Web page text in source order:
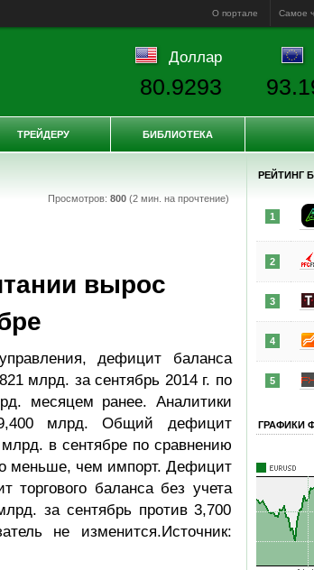
О портале Самое
Просмотров: 800(2 мин. на прочтение)
вырос
дефицит баланса
млрд. за сентябрь 2014 г. по
месяцем ранее. Аналитики
9,400 млрд. Общий дефицит
в сентябре по сравнению
меньше, чем импорт. Дефицит
торгового баланса без учета
за сентябрь против 3,700
не изменится.Источник:
РЕЙТИНГ
1
2
3
4
5
ГРАФИКИ
Доллар
80.9293
ТРЕЙДЕРУ БИБЛИОТЕКА